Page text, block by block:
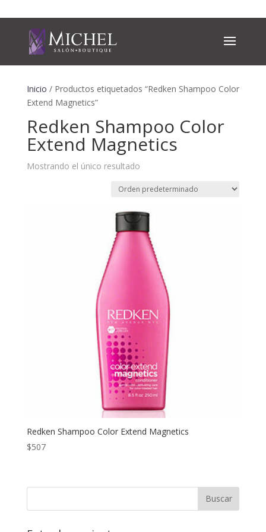
Inicio / Productos etiquetados “Redken Shampoo Color
Extend Magnetics”
Redken Shampoo Color
Extend Magnetics
Mostrando el único resultado
Redken Shampoo Color Extend Magnetics
$507